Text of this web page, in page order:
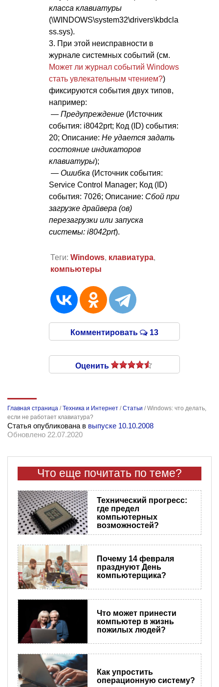
класса клавиатуры
(\WINDOWS\system32\drivers\kbdcla
ss.sys).
3. При этой неисправности в
журнале системных событий (см.
Может ли журнал событий Windows
стать увлекательным чтением?)
фиксируются события двух типов,
например:
— Предупреждение (Источник
события: i8042prt; Код (ID) события:
20; Описание: Не удается задать
состояние индикаторов
клавиатуры);
— Ошибка (Источник события:
Service Control Manager; Код (ID)
события: 7026; Описание: Сбой при
загрузке драйвера (ов)
перезагрузки или запуска
системы: i8042prt).
Теги: Windows, клавиатура,
компьютеры
Комментировать 13
Оценить
Главная страница /Техника и Интернет /Статьи /Windows: что делать,
если не работает клавиатура?
Статья опубликована в выпуске 10.10.2008
Обновлено 22.07.2020
Что еще почитать по теме?
Технический прогресс:
где предел
компьютерных
возможностей?
Почему 14 февраля
празднуют День
компьютерщика?
Что может принести
компьютер в жизнь
пожилых людей?
Как упростить
операционную систему?